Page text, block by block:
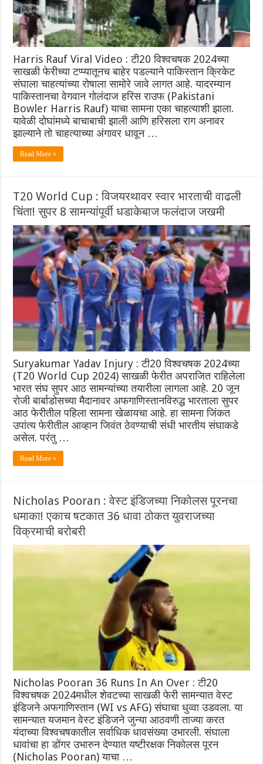
Harris Rauf Viral Video : टी20 विश्वचषक 2024च्या
साखळी फेरीच्या टप्प्यातूनच बाहेर पडल्याने पाकिस्तान क्रिकेट
संघाला चाहत्यांच्या रोषाला सामोरे जावे लागत आहे. यादरम्यान
पाकिस्तानचा वेगवान गोलंदाज हरिस राउफ (Pakistani
Bowler Harris Rauf) याचा सामना एका चाहत्याशी झाला.
यावेळी दोघांमध्ये बाचाबाची झाली आणि हरिसला राग अनावर
झाल्याने तो चाहत्याच्या अंगावर धावून …
Read More »
T20 World Cup : विजयरथावर स्वार भारताची वाढली
चिंता! सुपर 8 सामन्यांपूर्वी धडाकेबाज फलंदाज जखमी
Suryakumar Yadav Injury : टी20 विश्वचषक 2024च्या
(T20 World Cup 2024) साखळी फेरीत अपराजित राहिलेला
भारत संघ सुपर आठ सामन्यांच्या तयारीला लागला आहे. 20 जून
रोजी बार्बाडोसच्या मैदानावर अफगाणिस्तानविरुद्ध भारताला सुपर
आठ फेरीतील पहिला सामना खेळायचा आहे. हा सामना जिंकत
उपांत्य फेरीतील आव्हान जिवंत ठेवण्याची संधी भारतीय संघाकडे
असेल. परंतु …
Read More »
Nicholas Pooran : वेस्ट इंडिजच्या निकोलस पूरनचा
धमाका! एकाच षटकात 36 धावा ठोकत युवराजच्या
विक्रमाची बरोबरी
Nicholas Pooran 36 Runs In An Over : टी20
विश्वचषक 2024मधील शेवटच्या साखळी फेरी सामन्यात वेस्ट
इंडिजने अफगाणिस्तान (WI vs AFG) संघाचा धुव्वा उडवला. या
सामन्यात यजमान वेस्ट इंडिजने जुन्या आठवणी ताज्या करत
यंदाच्या विश्वचषकातील सर्वाधिक धावसंख्या उभारली. संघाला
धावांचा हा डोंगर उभारुन देण्यात यष्टीरक्षक निकोलस पूरन
(Nicholas Pooran) याचा …